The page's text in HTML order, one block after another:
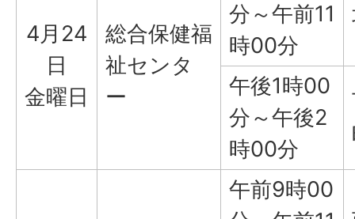
4月24
日
金曜日
総合保健福
祉センタ
ー
分～午前11
時00分
午後1時00
分～午後2
時00分
午前9時00